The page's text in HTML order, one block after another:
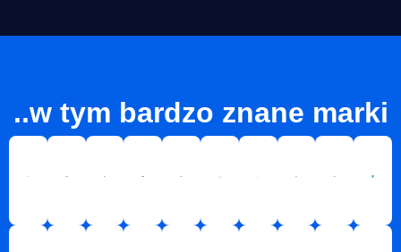
..w tym bardzo znane marki